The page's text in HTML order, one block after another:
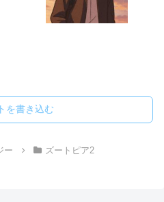
を書き込む
ー ズートピア2